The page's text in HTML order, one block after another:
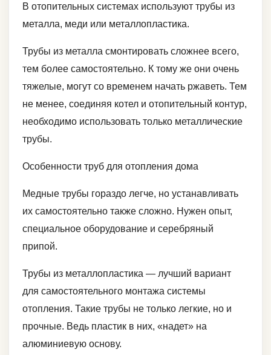
В отопительных системах используют трубы из
металла, меди или металлопластика.
Трубы из металла смонтировать сложнее всего,
тем более самостоятельно. К тому же они очень
тяжелые, могут со временем начать ржаветь. Тем
не менее, соединяя котел и отопительный контур,
необходимо использовать только металлические
трубы.
Особенности труб для отопления дома
Медные трубы гораздо легче, но устанавливать
их самостоятельно также сложно. Нужен опыт,
специальное оборудование и серебряный
припой.
Трубы из металлопластика — лучший вариант
для самостоятельного монтажа системы
отопления. Такие трубы не только легкие, но и
прочные. Ведь пластик в них, «надет» на
алюминиевую основу.